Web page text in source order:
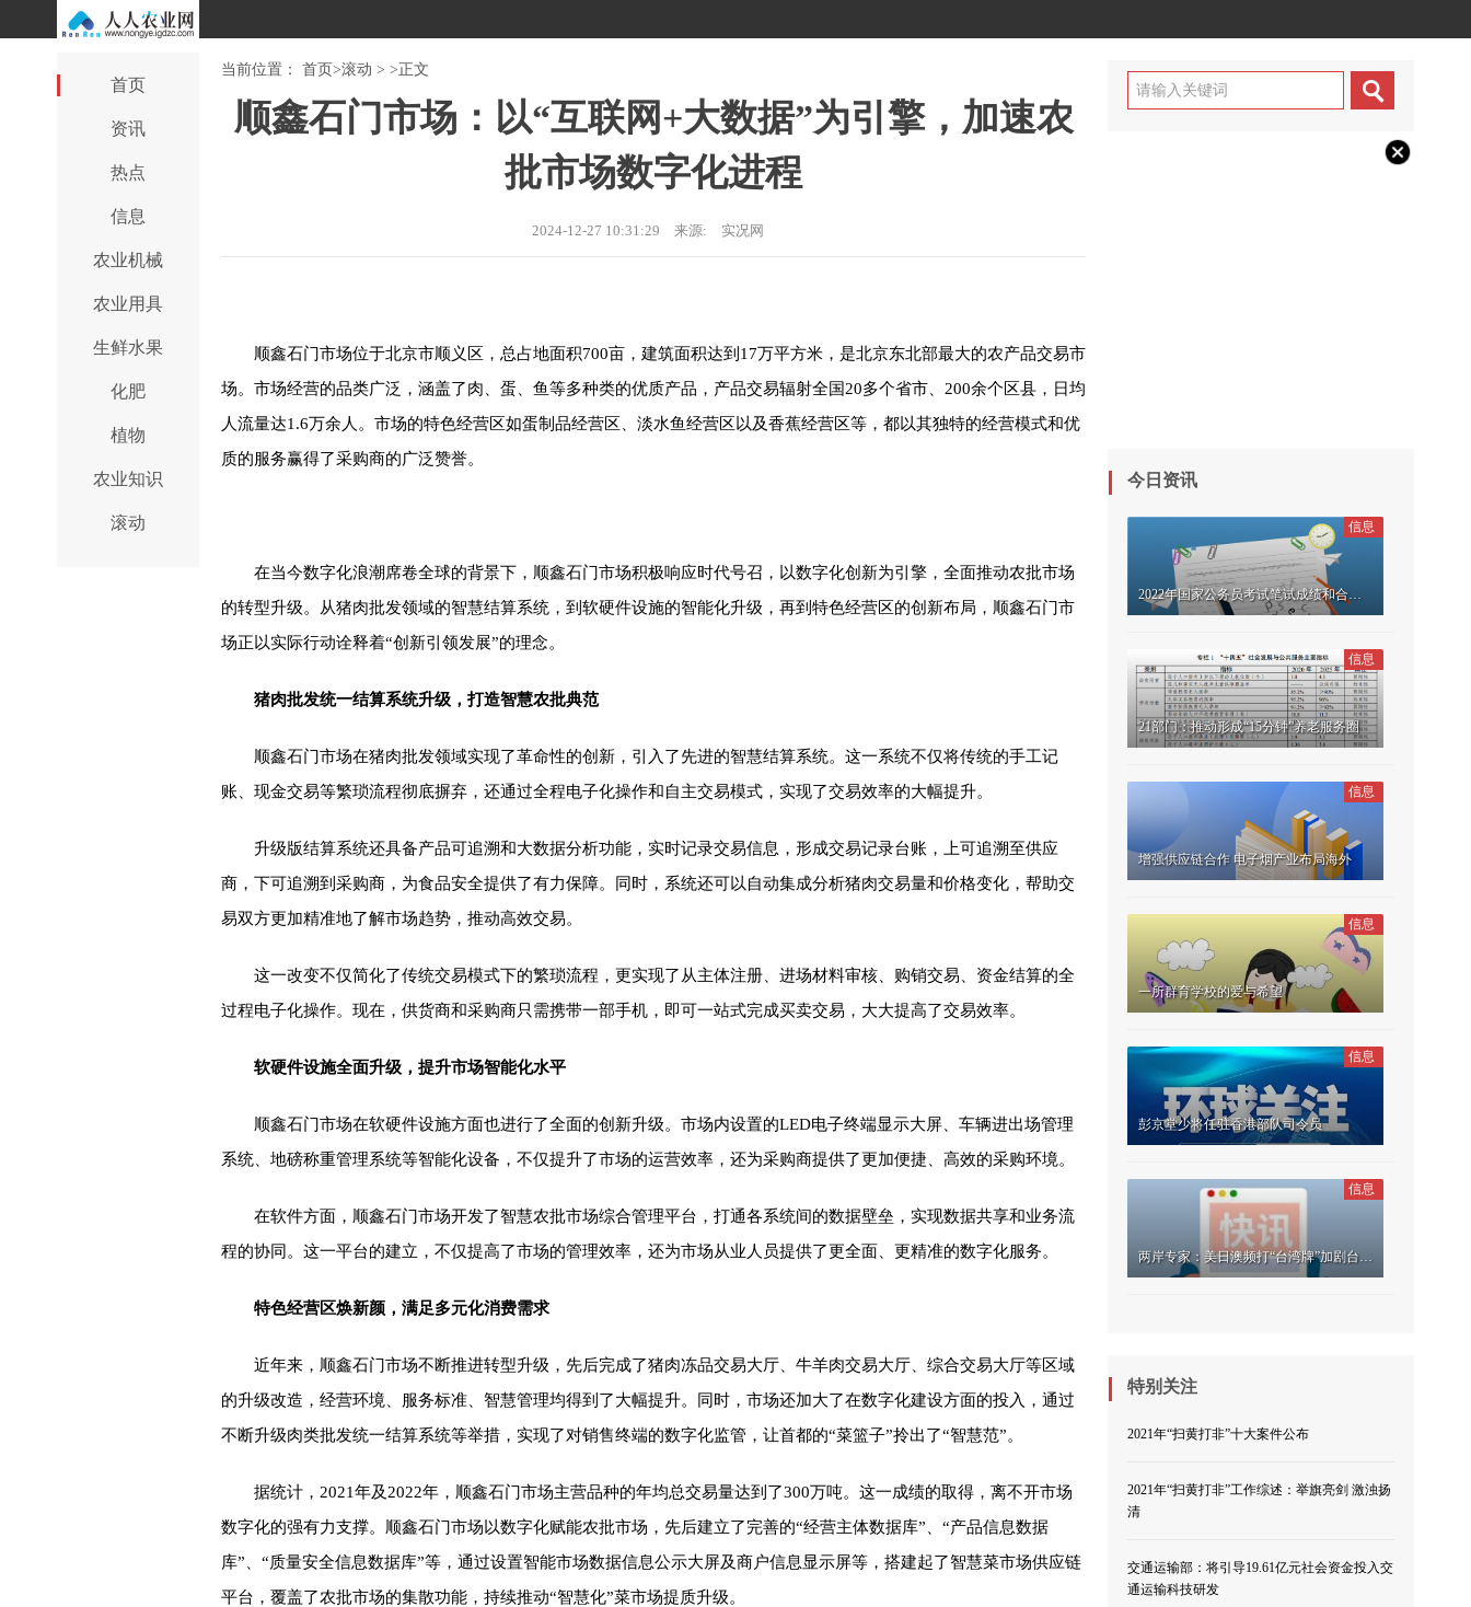
首页
资讯
热点
信息
农业机械
农业用具
生鲜水果
化肥
植物
农业知识
滚动
当前位置： 首页>滚动 > >正文
顺鑫石门市场：以“互联网+大数据”为引擎，加速农
批市场数字化进程
2024-12-27 10:31:29 来源: 实况网
顺鑫石门市场位于北京市顺义区，总占地面积700亩，建筑面积达到17万平方米，是北京东北部最大的农产品交易市
场。市场经营的品类广泛，涵盖了肉、蛋、鱼等多种类的优质产品，产品交易辐射全国20多个省市、200余个区县，日均
人流量达1.6万余人。市场的特色经营区如蛋制品经营区、淡水鱼经营区以及香蕉经营区等，都以其独特的经营模式和优
质的服务赢得了采购商的广泛赞誉。
在当今数字化浪潮席卷全球的背景下，顺鑫石门市场积极响应时代号召，以数字化创新为引擎，全面推动农批市场
的转型升级。从猪肉批发领域的智慧结算系统，到软硬件设施的智能化升级，再到特色经营区的创新布局，顺鑫石门市
场正以实际行动诠释着“创新引领发展”的理念。
猪肉批发统一结算系统升级，打造智慧农批典范
顺鑫石门市场在猪肉批发领域实现了革命性的创新，引入了先进的智慧结算系统。这一系统不仅将传统的手工记
账、现金交易等繁琐流程彻底摒弃，还通过全程电子化操作和自主交易模式，实现了交易效率的大幅提升。
升级版结算系统还具备产品可追溯和大数据分析功能，实时记录交易信息，形成交易记录台账，上可追溯至供应
商，下可追溯到采购商，为食品安全提供了有力保障。同时，系统还可以自动集成分析猪肉交易量和价格变化，帮助交
易双方更加精准地了解市场趋势，推动高效交易。
这一改变不仅简化了传统交易模式下的繁琐流程，更实现了从主体注册、进场材料审核、购销交易、资金结算的全
过程电子化操作。现在，供货商和采购商只需携带一部手机，即可一站式完成买卖交易，大大提高了交易效率。
软硬件设施全面升级，提升市场智能化水平
顺鑫石门市场在软硬件设施方面也进行了全面的创新升级。市场内设置的LED电子终端显示大屏、车辆进出场管理
系统、地磅称重管理系统等智能化设备，不仅提升了市场的运营效率，还为采购商提供了更加便捷、高效的采购环境。
在软件方面，顺鑫石门市场开发了智慧农批市场综合管理平台，打通各系统间的数据壁垒，实现数据共享和业务流
程的协同。这一平台的建立，不仅提高了市场的管理效率，还为市场从业人员提供了更全面、更精准的数字化服务。
特色经营区焕新颜，满足多元化消费需求
近年来，顺鑫石门市场不断推进转型升级，先后完成了猪肉冻品交易大厅、牛羊肉交易大厅、综合交易大厅等区域
的升级改造，经营环境、服务标准、智慧管理均得到了大幅提升。同时，市场还加大了在数字化建设方面的投入，通过
不断升级肉类批发统一结算系统等举措，实现了对销售终端的数字化监管，让首都的“菜篮子”拎出了“智慧范”。
据统计，2021年及2022年，顺鑫石门市场主营品种的年均总交易量达到了300万吨。这一成绩的取得，离不开市场
数字化的强有力支撑。顺鑫石门市场以数字化赋能农批市场，先后建立了完善的“经营主体数据库”、“产品信息数据
库”、“质量安全信息数据库”等，通过设置智能市场数据信息公示大屏及商户信息显示屏等，搭建起了智慧菜市场供应链
平台，覆盖了农批市场的集散功能，持续推动“智慧化”菜市场提质升级。
今日资讯
信息
2022年国家公务员考试笔试成绩和合格分数线公布
信息
21部门：推动形成“15分钟”养老服务圈
信息
增强供应链合作 电子烟产业布局海外
信息
一所群育学校的爱与希望
信息
彭京堂少将任驻香港部队司令员
信息
两岸专家：美日澳频打“台湾牌”加剧台海局势紧张
特别关注
2021年“扫黄打非”十大案件公布
2021年“扫黄打非”工作综述：举旗亮剑 激浊扬
清
交通运输部：将引导19.61亿元社会资金投入交
通运输科技研发